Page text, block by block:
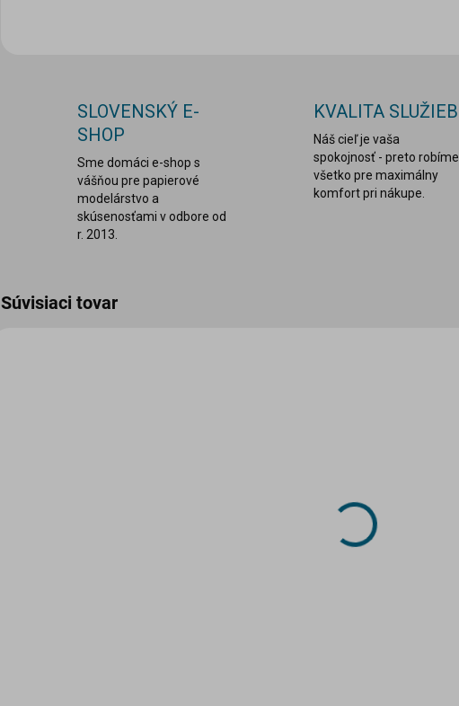
SLOVENSKÝ E-
SHOP
Sme domáci e-shop s
vášňou pre papierové
modelárstvo a
skúsenosťami v odbore od
r. 2013.
KVALITA SLUŽIEB
Náš cieľ je vaša
spokojnosť - preto robíme
všetko pre maximálny
komfort pri nákupe.
Súvisiaci tovar